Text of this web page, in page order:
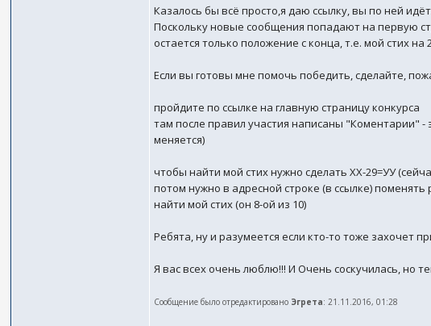
Казалось бы всё просто,я даю ссылку, вы по ней
Поскольку новые сообщения попадают на первую
остается только положение с конца, т.е. мой стих на
Если вы готовы мне помочь победить, сделайте,
пройдите по ссылке на главную страницу конкурса
там после правил участия написаны "Коментарии" -
меняется)
чтобы найти мой стих нужно сделать ХХ-29=УУ
потом нужно в адресной строке (в ссылке)
найти мой стих (он 8-ой из 10)
Ребята, ну и разумеется если кто-то тоже захочет
Я вас всех очень люблю!!! И Очень соскучилась, но
Сообщение было отредактировано Эгрета: 21.11.2016, 01:28